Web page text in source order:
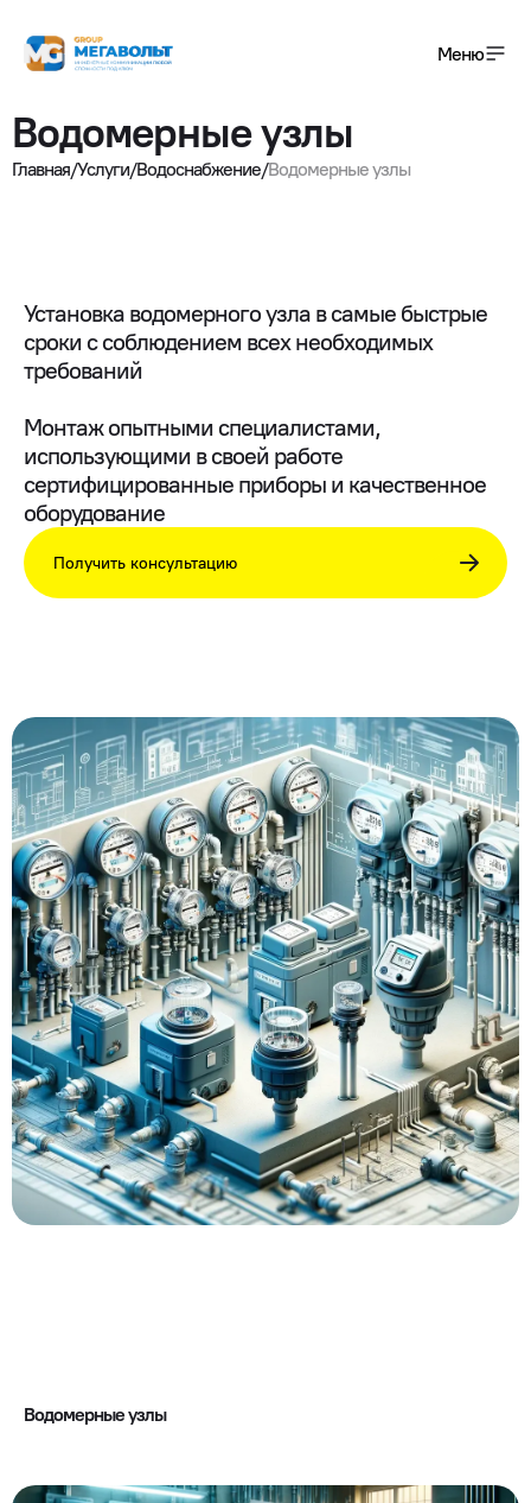
Меню
+7(495) 120-01-08
Завершенные проекты
О компании
База знаний
Водомерные узлы
Главная/Услуги/Водоснабжение/Водомерные узлы
Установка водомерного узла в самые быстрые
сроки с соблюдением всех необходимых
требований
Монтаж опытными специалистами,
использующими в своей работе
сертифицированные приборы и качественное
оборудование
Получить консультацию
Водомерные узлы